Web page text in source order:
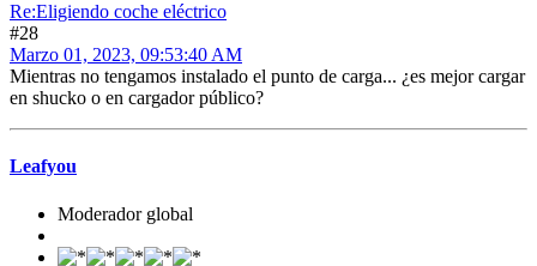
Re:Eligiendo coche eléctrico
#28
Marzo 01, 2023, 09:53:40 AM
Mientras no tengamos instalado el punto de carga... ¿es mejor cargar
en shucko o en cargador público?
Leafyou
Moderador global